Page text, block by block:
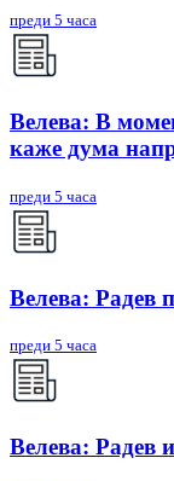
преди 5 часа
Велева: В
каже дума
преди 5 часа
Велева: Радев
преди 5 часа
Велева: Радев